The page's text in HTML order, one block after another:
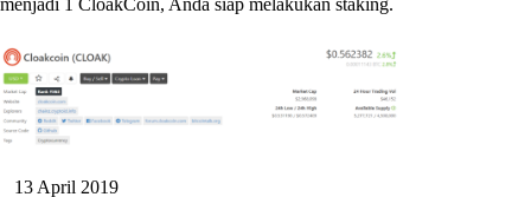
menjadi 1 CloakCoin, Anda siap melakukan staking.
13 April 2019